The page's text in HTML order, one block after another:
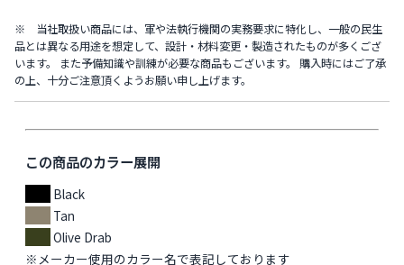
※ 当社取扱い商品には、軍や法執行機関の実務要求に特化し、一般の民生
品とは異なる用途を想定して、設計・材料変更・製造されたものが多くござ
います。 また予備知識や訓練が必要な商品もございます。 購入時にはご了承
の上、十分ご注意頂くようお願い申し上げます。
この商品のカラー展開
Black
Tan
Olive Drab
※メーカー使用のカラー名で表記しております